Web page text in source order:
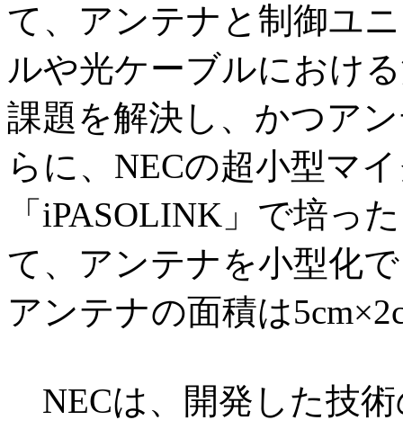
て、アンテナと制御ユ
ルや光ケーブルにおけ
課題を解決し、かつア
らに、NECの超小型マ
「iPASOLINK」で培っ
て、アンテナを小型化
アンテナの面積は
NECは、開発した技